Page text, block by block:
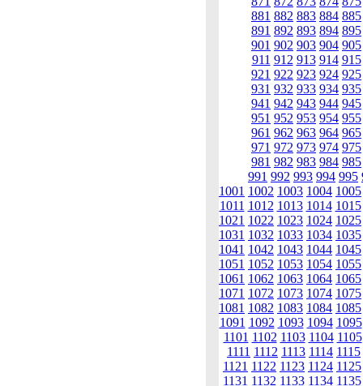
881 882 883 884 885
891 892 893 894 895
901 902 903 904 905
911 912 913 914 915
921 922 923 924 925
931 932 933 934 935
941 942 943 944 945
951 952 953 954 955
961 962 963 964 965
971 972 973 974 975
981 982 983 984 985
991 992 993 994 995
1001 1002 1003 1004 1005
1011 1012 1013 1014 1015
1021 1022 1023 1024 1025
1031 1032 1033 1034 1035
1041 1042 1043 1044 1045
1051 1052 1053 1054 1055
1061 1062 1063 1064 1065
1071 1072 1073 1074 1075
1081 1082 1083 1084 1085
1091 1092 1093 1094 1095
1101 1102 1103 1104 1105
1111 1112 1113 1114 1115
1121 1122 1123 1124 1125
1131 1132 1133 1134 1135